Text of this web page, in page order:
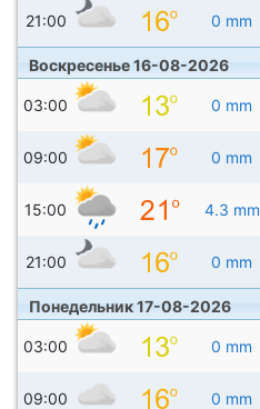
21:00 0 mm
Воскресенье 16-08-2026
03:00 0 mm
09:00 0 mm
15:00 4.3 mm
21:00 0 mm
Понедельник 17-08-2026
03:00 0 mm
09:00 0 mm